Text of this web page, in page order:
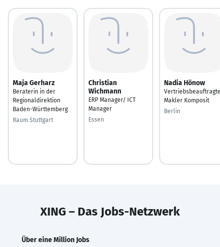
Maja Gerharz
Beraterin in der
Regionaldirektion
Baden-Württemberg
Raum Stuttgart
Christian
Wichmann
ERP Manager/ ICT
Manager
Essen
Nadia Hönow
Makler Komposit
Berlin
XING – Das Jobs-Netzwerk
Über eine Million Jobs